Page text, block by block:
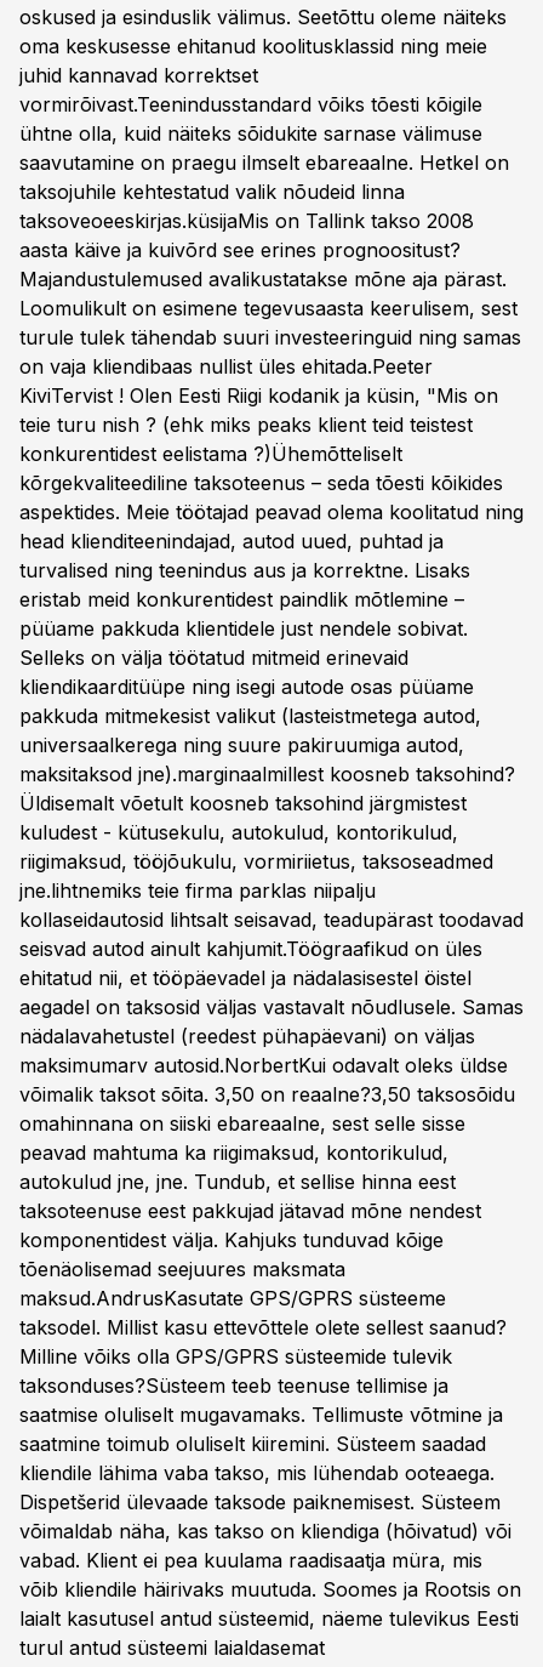
oskused ja esinduslik välimus. Seetõttu oleme näiteks
oma keskusesse ehitanud koolitusklassid ning meie
juhid kannavad korrektset
vormirõivast.Teenindusstandard võiks tõesti kõigile
ühtne olla, kuid näiteks sõidukite sarnase välimuse
saavutamine on praegu ilmselt ebareaalne. Hetkel on
taksojuhile kehtestatud valik nõudeid linna
taksoveoeeskirjas.küsijaMis on Tallink takso 2008
aasta käive ja kuivõrd see erines prognoositust?
Majandustulemused avalikustatakse mõne aja pärast.
Loomulikult on esimene tegevusaasta keerulisem, sest
turule tulek tähendab suuri investeeringuid ning samas
on vaja kliendibaas nullist üles ehitada.Peeter
KiviTervist ! Olen Eesti Riigi kodanik ja küsin, "Mis on
teie turu nish ? (ehk miks peaks klient teid teistest
konkurentidest eelistama ?)Ühemõtteliselt
kõrgekvaliteediline taksoteenus – seda tõesti kõikides
aspektides. Meie töötajad peavad olema koolitatud ning
head klienditeenindajad, autod uued, puhtad ja
turvalised ning teenindus aus ja korrektne. Lisaks
eristab meid konkurentidest paindlik mõtlemine –
püüame pakkuda klientidele just nendele sobivat.
Selleks on välja töötatud mitmeid erinevaid
kliendikaarditüüpe ning isegi autode osas püüame
pakkuda mitmekesist valikut (lasteistmetega autod,
universaalkerega ning suure pakiruumiga autod,
maksitaksod jne).marginaalmillest koosneb taksohind?
Üldisemalt võetult koosneb taksohind järgmistest
kuludest - kütusekulu, autokulud, kontorikulud,
riigimaksud, tööjõukulu, vormiriietus, taksoseadmed
jne.lihtnemiks teie firma parklas niipalju
kollaseidautosid lihtsalt seisavad, teadupärast toodavad
seisvad autod ainult kahjumit.Töögraafikud on üles
ehitatud nii, et tööpäevadel ja nädalasisestel öistel
aegadel on taksosid väljas vastavalt nõudlusele. Samas
nädalavahetustel (reedest pühapäevani) on väljas
maksimumarv autosid.NorbertKui odavalt oleks üldse
võimalik taksot sõita. 3,50 on reaalne?3,50 taksosõidu
omahinnana on siiski ebareaalne, sest selle sisse
peavad mahtuma ka riigimaksud, kontorikulud,
autokulud jne, jne. Tundub, et sellise hinna eest
taksoteenuse eest pakkujad jätavad mõne nendest
komponentidest välja. Kahjuks tunduvad kõige
tõenäolisemad seejuures maksmata
maksud.AndrusKasutate GPS/GPRS süsteeme
taksodel. Millist kasu ettevõttele olete sellest saanud?
Milline võiks olla GPS/GPRS süsteemide tulevik
taksonduses?Süsteem teeb teenuse tellimise ja
saatmise oluliselt mugavamaks. Tellimuste võtmine ja
saatmine toimub oluliselt kiiremini. Süsteem saadad
kliendile lähima vaba takso, mis lühendab ooteaega.
Dispetšerid ülevaade taksode paiknemisest. Süsteem
võimaldab näha, kas takso on kliendiga (hõivatud) või
vabad. Klient ei pea kuulama raadisaatja müra, mis
võib kliendile häirivaks muutuda. Soomes ja Rootsis on
laialt kasutusel antud süsteemid, näeme tulevikus Eesti
turul antud süsteemi laialdasemat